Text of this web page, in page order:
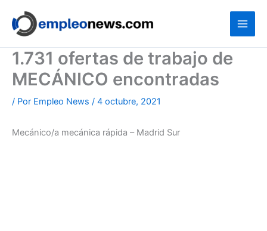
contenido
1.731 ofertas de trabajo de
MECÁNICO encontradas
/ Por Empleo News / 4 octubre, 2021
Mecánico/a mecánica rápida – Madrid Sur